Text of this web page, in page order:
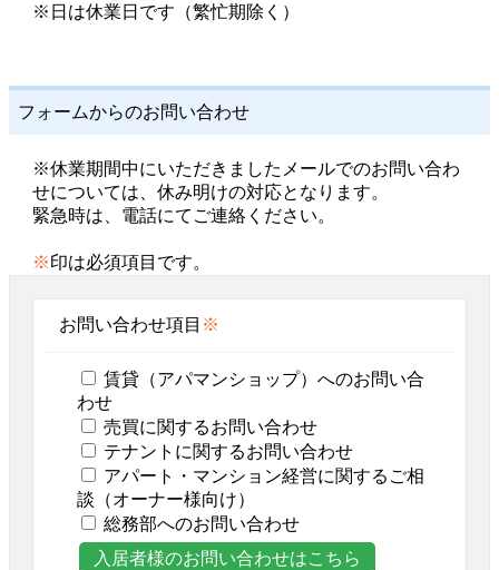
※日は休業日です（繁忙期除く）
フォームからのお問い合わせ
※休業期間中にいただきましたメールでのお問い合わ
せについては、休み明けの対応となります。
緊急時は、電話にてご連絡ください。
※印は必須項目です。
お問い合わせ項目 ※
賃貸（アパマンショップ）へのお問い合
わせ
売買に関するお問い合わせ
テナントに関するお問い合わせ
アパート・マンション経営に関するご相
談（オーナー様向け）
総務部へのお問い合わせ
入居者様のお問い合わせはこちら